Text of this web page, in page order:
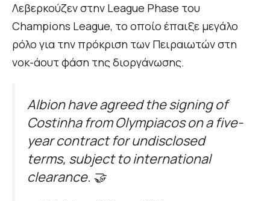
Λεβερκούζεν στην League Phase του
Champions League, το οποίο έπαιξε μεγάλο
ρόλο για την πρόκριση των Πειραιωτών στη
νοκ-άουτ φάση της διοργάνωσης.
Albion have agreed the signing of
Costinha from Olympiacos on a five-
year contract for undisclosed
terms, subject to international
clearance. 🤝